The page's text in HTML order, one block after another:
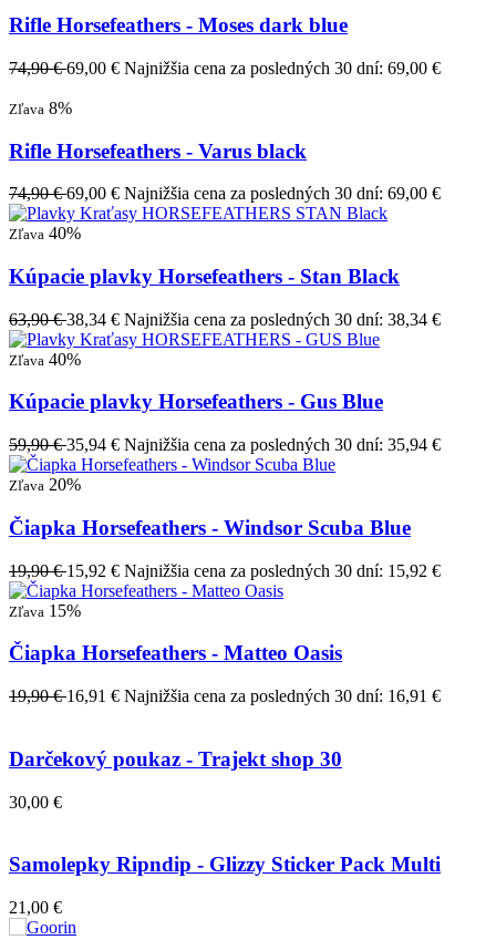
Rifle Horsefeathers - Moses dark blue
74,90 €69,00 € Najnižšia cena za posledných 30 dní: 69,00 €
Zľava 8%
Rifle Horsefeathers - Varus black
74,90 €69,00 € Najnižšia cena za posledných 30 dní: 69,00 €
Zľava 40%
Kúpacie plavky Horsefeathers - Stan Black
63,90 €38,34 € Najnižšia cena za posledných 30 dní: 38,34 €
Zľava 40%
Kúpacie plavky Horsefeathers - Gus Blue
59,90 €35,94 € Najnižšia cena za posledných 30 dní: 35,94 €
Zľava 20%
Čiapka Horsefeathers - Windsor Scuba Blue
19,90 €15,92 € Najnižšia cena za posledných 30 dní: 15,92 €
Zľava 15%
Čiapka Horsefeathers - Matteo Oasis
19,90 €16,91 € Najnižšia cena za posledných 30 dní: 16,91 €
Darčekový poukaz - Trajekt shop 30
30,00 €
Samolepky Ripndip - Glizzy Sticker Pack Multi
21,00 €